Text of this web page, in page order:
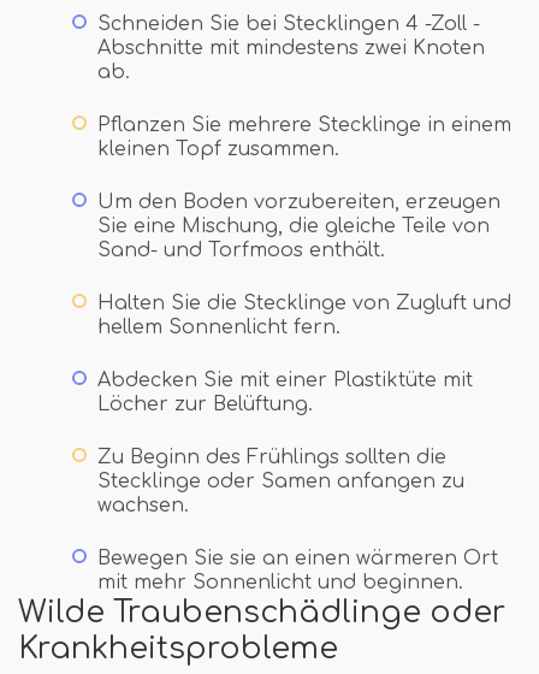
Schneiden Sie bei Stecklingen 4 -Zoll -
Abschnitte mit mindestens zwei Knoten
ab.
Pflanzen Sie mehrere Stecklinge in einem
kleinen Topf zusammen.
Um den Boden vorzubereiten, erzeugen
Sie eine Mischung, die gleiche Teile von
Sand- und Torfmoos enthält.
Halten Sie die Stecklinge von Zugluft und
hellem Sonnenlicht fern.
Abdecken Sie mit einer Plastiktüte mit
Löcher zur Belüftung.
Zu Beginn des Frühlings sollten die
Stecklinge oder Samen anfangen zu
wachsen.
Bewegen Sie sie an einen wärmeren Ort
mit mehr Sonnenlicht und beginnen.
Wilde Traubenschädlinge oder
Krankheitsprobleme